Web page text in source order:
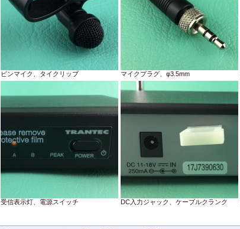
ピンマイク、タイクリップ マイクプラグ、φ3.5mm
受信表示灯、電源スイッチ DC入力ジャック、ケーブルクランク